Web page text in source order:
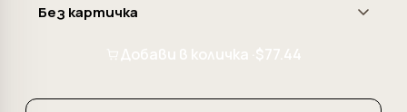
Добави в количка · $77.44